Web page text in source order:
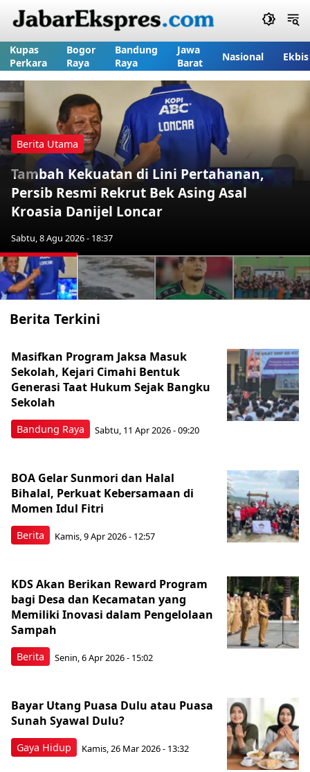
Kupas
Perkara
Bogor
Raya
Bandung
Raya
Jawa
Barat
Nasional Ekbis
Berita Utama
Tambah Kekuatan di Lini Pertahanan,
Persib Resmi Rekrut Bek Asing Asal
Kroasia Danijel Loncar
Sabtu, 8 Agu 2026 - 18:37
Previous
Berita Terkini
Bandung Raya
Masifkan Program Jaksa Masuk
Sekolah, Kejari Cimahi Bentuk
Generasi Taat Hukum Sejak Bangku
Sekolah
Sabtu, 11 Apr 2026 - 09:20
Berita
BOA Gelar Sunmori dan Halal
Bihalal, Perkuat Kebersamaan di
Momen Idul Fitri
Kamis, 9 Apr 2026 - 12:57
Berita
KDS Akan Berikan Reward Program
bagi Desa dan Kecamatan yang
Memiliki Inovasi dalam Pengelolaan
Sampah
Senin, 6 Apr 2026 - 15:02
Gaya Hidup
Bayar Utang Puasa Dulu atau Puasa
Sunah Syawal Dulu?
Kamis, 26 Mar 2026 - 13:32